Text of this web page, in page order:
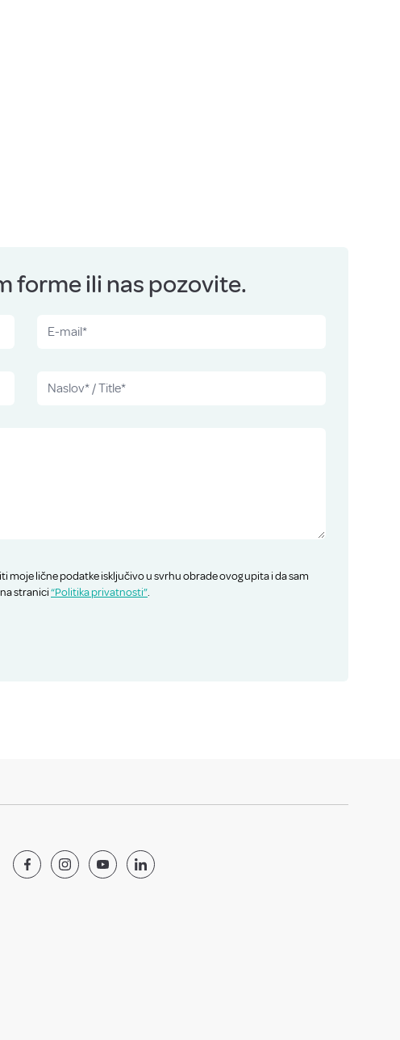
forme ili nas pozovite.
moje lične podatke isključivo u svrhu obrade ovog upita i da sam
stranici“Politika privatnosti”.